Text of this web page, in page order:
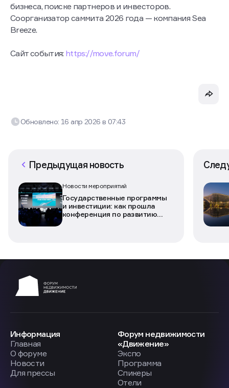
бизнеса, поиске партнеров и инвесторов.
Соорганизатор саммита 2026 года — компания Sea
Breeze.
Сайт события: https://move.forum/
Обновлено: 16 апр 2026в 07:43
Предыдущая новость
Новости мероприятий
Государственные программы
и инвестиции: как прошла
конференция по развитию
Информация
Главная
О форуме
Новости
Для прессы
Форум недвижимости
«Движение»
Экспо
Программа
Спикеры
Отели